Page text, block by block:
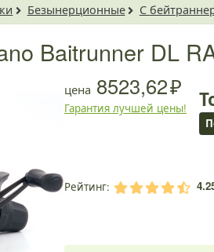
Безынерционные С
Baitrunner DL
цена 8523,62
Гарантия лучшей цены!
Рейтинг: